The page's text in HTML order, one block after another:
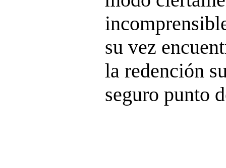
su vez
la redención
seguro punto